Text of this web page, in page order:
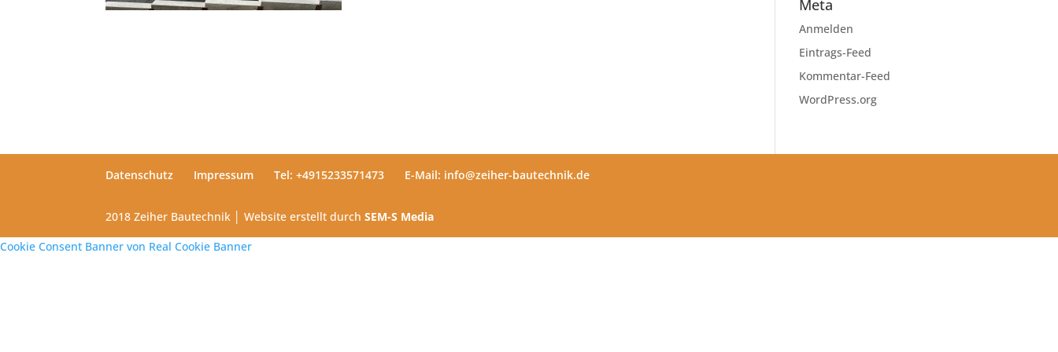
Meta
Anmelden
Eintrags-Feed
Kommentar-Feed
WordPress.org
Datenschutz Impressum Tel: +4915233571473 E-Mail: info@zeiher-bautechnik.de
2018 Zeiher Bautechnik │ Website erstellt durchSEM-S Media
Cookie Consent Banner von Real Cookie Banner